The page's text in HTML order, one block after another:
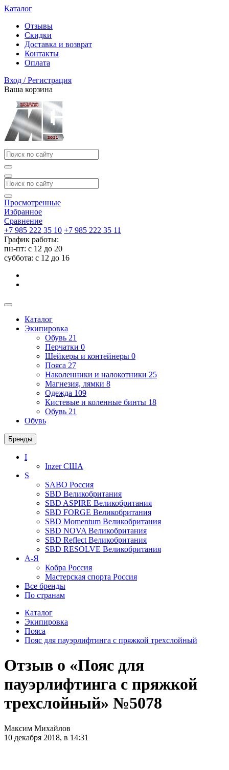
Каталог
Отзывы
Скидки
Доставка и возврат
Контакты
Оплата
Вход / Регистрация
Ваша корзина
Просмотренные
Избранное
Сравнение
+7 985 222 35 10 +7 985 222 35 11
График работы:
пн-пт: с 12 до 20
суббота: c 12 до 16
Каталог
Экипировка
Обувь 21
Перчатки 0
Шейкеры и контейнеры 0
Пояса 27
Наколенники и налокотники 25
Магнезия, лямки 8
Одежда 109
Кистевые и коленные бинты 18
Обувь 21
Обувь
Бренды
I
InzerСША
S
SABO Россия
SBD Великобритания
SBD ASPIRE Великобритания
SBD FORGE Великобритания
SBD Momentum Великобритания
SBD NOVA Великобритания
SBD Reflect Великобритания
SBD RESOLVE Великобритания
А-Я
Кобра Россия
Мастерская спорта Россия
Все бренды
По странам
Каталог
Экипировка
Пояса
Пояс для пауэрлифтинга с пряжкой трехслойный
Отзыв о «Пояс для
пауэрлифтинга с пряжкой
трехслойный» №5078
Максим Михайлов
10 декабря 2018, в 14:31